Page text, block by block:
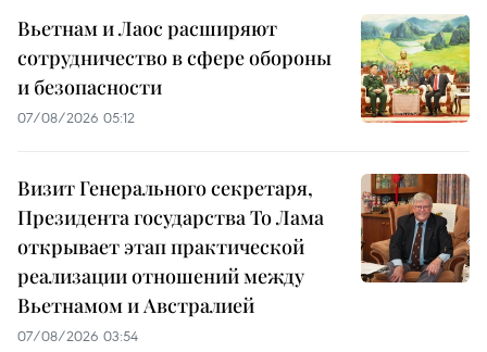
Вьетнам и Лаос расширяют
сотрудничество в сфере обороны
и безопасности
07/08/2026 05:12
Визит Генерального секретаря,
Президента государства То Лама
открывает этап практической
реализации отношений между
Вьетнамом и Австралией
07/08/2026 03:54